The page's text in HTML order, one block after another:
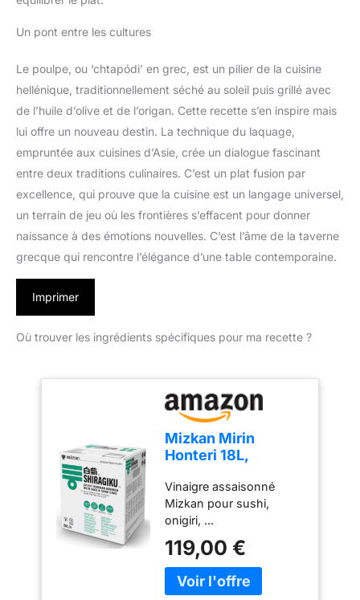
Un pont entre les cultures
Le poulpe, ou ‘chtapódi’ en grec, est un pilier de la cuisine
hellénique, traditionnellement séché au soleil puis grillé avec
de l’huile d’olive et de l’origan. Cette recette s’en inspire mais
lui offre un nouveau destin. La technique du laquage,
empruntée aux cuisines d’Asie, crée un dialogue fascinant
entre deux traditions culinaires. C’est un plat fusion par
excellence, qui prouve que la cuisine est un langage universel,
un terrain de jeu où les frontières s’effacent pour donner
naissance à des émotions nouvelles. C’est l’âme de la taverne
grecque qui rencontre l’élégance d’une table contemporaine.
Imprimer
Où trouver les ingrédients spécifiques pour ma recette ?
Mizkan Mirin
Honteri 18L,
Shiragiku 20L,
Vinaigre de
Céréales Suehiro
20L, Vinaigre
Mélangé JS-47 18L
et V JS-ALPHA 18L
(20L, Shiragiku)
Vinaigre assaisonné
Mizkan pour sushi,
onigiri, ...
119,00 €